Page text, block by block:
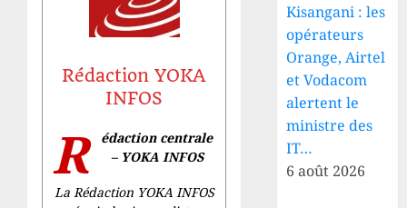
Rédaction YOKA
INFOS
R
édaction centrale
– YOKA INFOS
La Rédaction YOKA INFOS
Kisangani : les
opérateurs
Orange, Airtel
et Vodacom
alertent le
ministre des
IT…
6 août 2026